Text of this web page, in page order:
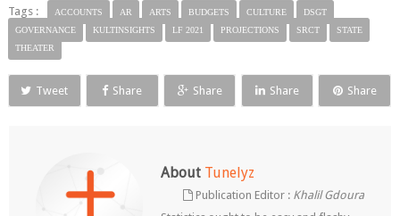
Tags : ACCOUNTS AR ARTS BUDGETS CULTURE
DSGT
GOVERNANCE
KULTINSIGHTS LF 2021 PROJECTIONS SRCT
STATE
THEATER
Tweet Share Share Share Share
About Tunelyz
Publication Editor : Khalil Gdoura